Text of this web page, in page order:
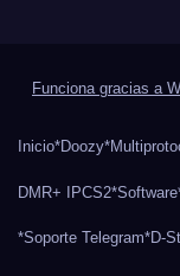
Funciona gracias a
Inicio*Doozy*
DMR+ IPCS2
*Soporte Telegram*D-